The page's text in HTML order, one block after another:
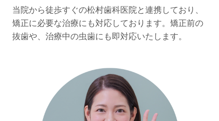
当院から徒歩すぐの松村歯科医院と連携しており、
矯正に必要な治療にも対応しております。矯正前の
抜歯や、治療中の虫歯にも即対応いたします。